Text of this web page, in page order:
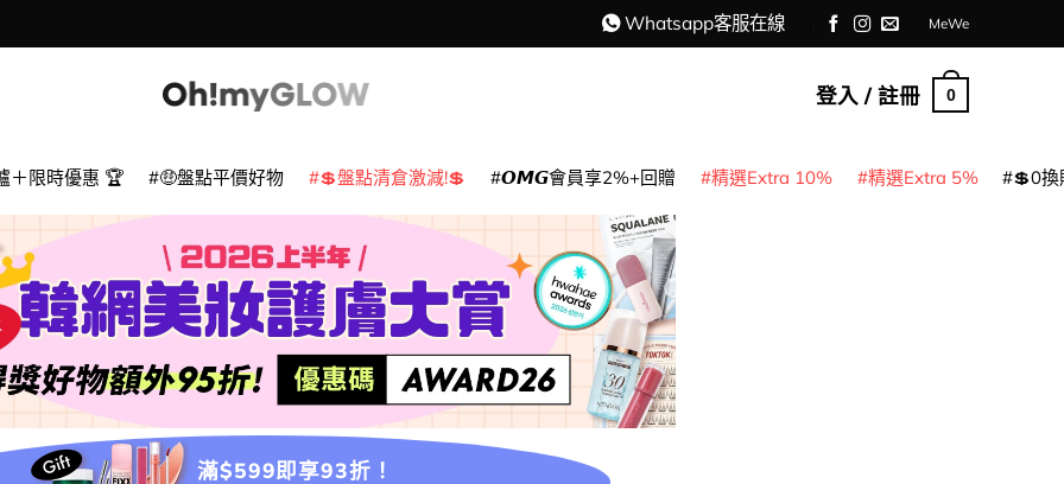
Whatsapp客服在線 MeWe
登入 / 註冊 0
＋限時優惠 🏆 🤑盤點平價好物 💲盤點清倉激減!💲 𝙊𝙈𝙂會員享2%+回贈 精選Extra 10% 精選Extra 5% 💲0換
滿$599即享93折！